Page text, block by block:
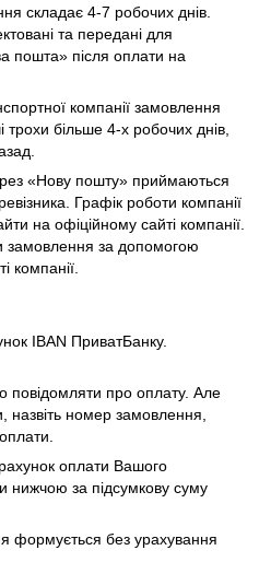
складає 4-7 робочих днів.
та передані для
пошта» після оплати на
компанії замовлення
трохи більше 4-х робочих днів,
«Нову пошту» приймаються
Графік роботи компанії
на офіційному сайті компанії.
замовлення за допомогою
компанії.
IBAN ПриватБанку.
повідомляти про оплату. Але
номер замовлення,
оплати Вашого
нижчою за підсумкову суму
формується без урахування